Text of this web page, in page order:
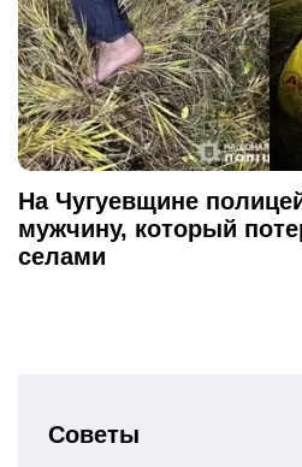
На Чугуевщине
мужчину, который
селами
Советы